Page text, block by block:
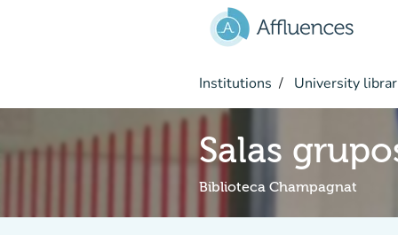
Institutions University
Salas
Biblioteca Champagnat